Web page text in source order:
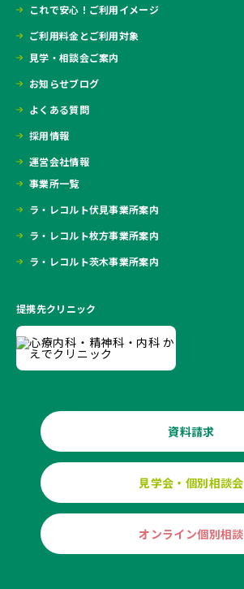
これで安心！ご利用イメージ
ご利用料金とご利用対象
見学・相談会ご案内
お知らせブログ
よくある質問
採用情報
運営会社情報
事業所一覧
ラ・レコルト伏見事業所案内
ラ・レコルト枚方事業所案内
ラ・レコルト茨木事業所案内
提携先クリニック
資料請求
見学会・個別相談会
オンライン個別相談